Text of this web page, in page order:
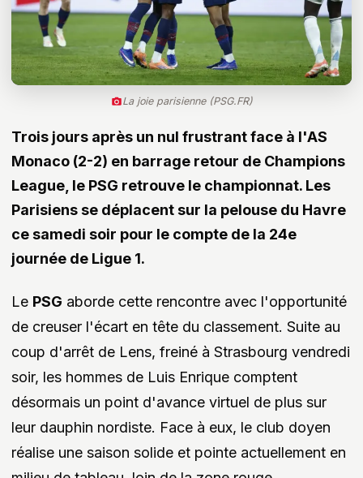
La joie parisienne (PSG.FR)
Trois jours après un nul frustrant face à l'AS
Monaco (2-2) en barrage retour de Champions
League, le PSG retrouve le championnat. Les
Parisiens se déplacent sur la pelouse du Havre
ce samedi soir pour le compte de la 24e
journée de Ligue 1.
Le PSG aborde cette rencontre avec l'opportunité
de creuser l'écart en tête du classement. Suite au
coup d'arrêt de Lens, freiné à Strasbourg vendredi
soir, les hommes de Luis Enrique comptent
désormais un point d'avance virtuel de plus sur
leur dauphin nordiste. Face à eux, le club doyen
réalise une saison solide et pointe actuellement en